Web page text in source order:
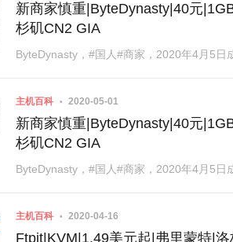
新商家慎重|ByteDynasty|40元
杉矶CN2 GIA
ByteDynasty，#国人#商家，2020年4月5日
主机百科 2020-05-01
新商家慎重|ByteDynasty|40元
杉矶CN2 GIA
ByteDynasty，#国人#商家，2020年4月5日
主机百科 2020-04-16
Ftpit|KVM|1.49美元起|弗里蒙特|